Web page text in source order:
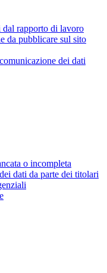
dal rapporto di lavoro
da pubblicare sul sito
dei dati
o incompleta
dati da parte dei titolari